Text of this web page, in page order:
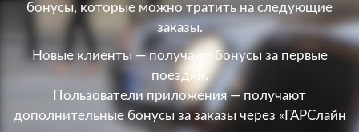
бонусы, которые можно тратить на следующие
заказы.
Новые клиенты — получают бонусы за первые
поездки.
Пользователи приложения — получают
дополнительные бонусы за заказы через «ГАРСлайн